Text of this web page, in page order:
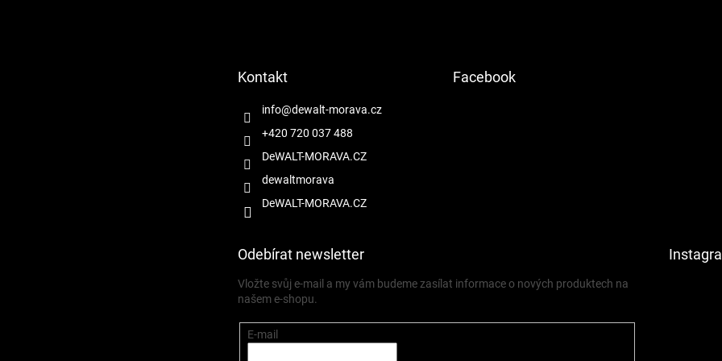
Kontakt
info@dewalt-morava.cz
+420 720 037 488
DeWALT-MORAVA.CZ
dewaltmorava
DeWALT-MORAVA.CZ
Facebook
Odebírat newsletter
Vložte svůj e-mail a my vám budeme zasílat informace o nových produktech na
našem e-shopu.
E-mail